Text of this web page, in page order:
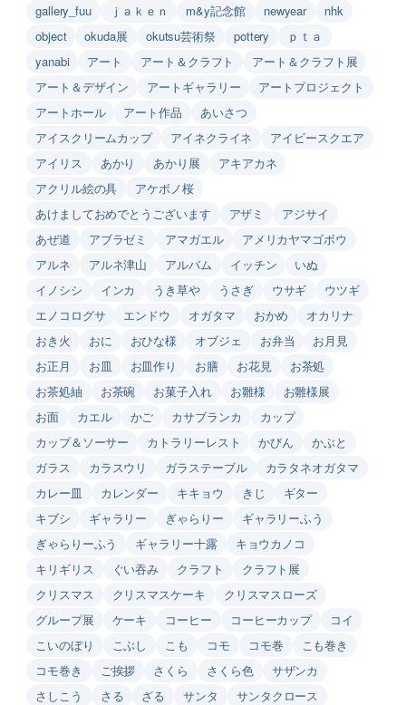
gallery_fuu
ｊａｋｅｎ m&y記念館 newyear
nhk
object
okuda展 okutsu芸術祭 pottery
ｐｔａ
yanabi
アート アート＆クラフト
アート＆クラフト展
アート＆デザイン
アートギャラリー
アートプロジェクト
アートホール
アート作品
あいさつ
アイスクリームカップ
アイネクライネ
アイビースクエア
アイリス
あかり あかり展
アキアカネ
アクリル絵の具
アケボノ桜
あけましておめでとうございます
アザミ
アジサイ
あぜ道
アブラゼミ アマガエル
アメリカヤマゴボウ
アルネ
アルネ津山 アルバム イッチン
いぬ
イノシシ
インカ うき草や うさぎ ウサギ
ウツギ
エノコログサ
エンドウ オガタマ おかめ
オカリナ
おき火
おに おひな様 オブジェ お弁当
お月見
お正月
お皿 お皿作り お膳 お花見
お茶処
お茶処紬
お茶碗 お菓子入れ お雛様
お雛様展
お面
カエル かご カサブランカ
カップ
カップ＆ソーサー
カトラリーレスト かびん
かぶと
ガラス
カラスウリ ガラステーブル
カラタネオガタマ
カレー皿
カレンダー キキョウ きじ
ギター
キブシ
ギャラリー ぎゃらりー
ギャラリーふう
ぎゃらりーふう
ギャラリー十露
キョウカノコ
キリギリス
ぐい吞み クラフト
クラフト展
クリスマス
クリスマスケーキ
クリスマスローズ
グループ展
ケーキ コーヒー コーヒーカップ
コイ
こいのぼり
こぶし こも コモ コモ巻
こも巻き
コモ巻き
ご挨拶 さくら さくら色
サザンカ
さしこう
さる ざる サンタ サンタクロース